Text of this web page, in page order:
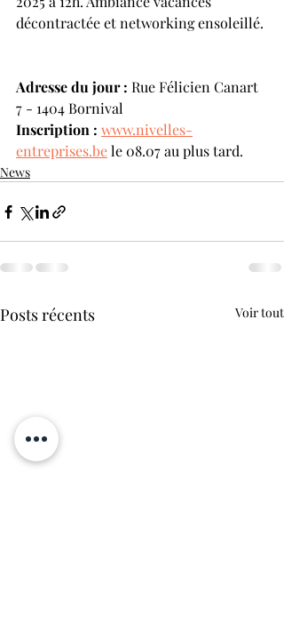
décontractée et networking ensoleillé.
Adresse du jour : Rue Félicien Canart
7 - 1404 Bornival
Inscription : www.nivelles-
entreprises.be le 08.07 au plus tard.
News
Posts récents Voir tout